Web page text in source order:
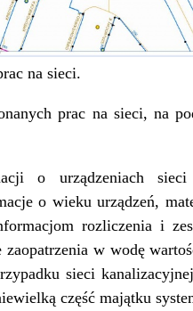
na sieci.
prac na sieci, na
o urządzeniach sieci
o wieku urządzeń,
rozliczenia i
w wodę
sieci
część majątku